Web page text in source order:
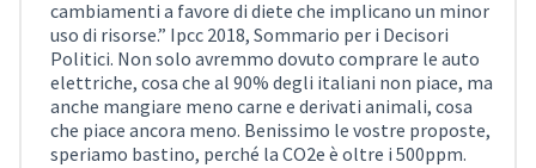
cambiamenti a favore di diete che implicano un minor
uso di risorse.” Ipcc 2018, Sommario per i Decisori
Politici. Non solo avremmo dovuto comprare le auto
elettriche, cosa che al 90% degli italiani non piace, ma
anche mangiare meno carne e derivati animali, cosa
che piace ancora meno. Benissimo le vostre proposte,
speriamo bastino, perché la CO2e è oltre i 500ppm.